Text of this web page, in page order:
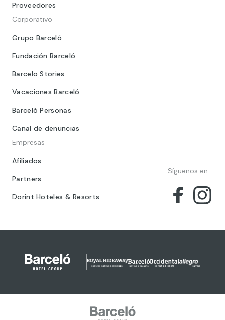
Proveedores
Corporativo
Grupo Barceló
Fundación Barceló
Barcelo Stories
Vacaciones Barceló
Barceló Personas
Canal de denuncias
Empresas
Afiliados
Partners
Dorint Hoteles & Resorts
Síguenos en: